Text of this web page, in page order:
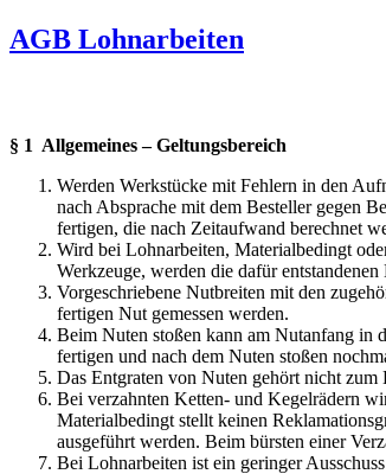
AGB Lohnarbeiten
§ 1 Allgemeines – Geltungsbereich
Werden Werkstücke mit Fehlern in den
nach Absprache mit dem Besteller gegen
fertigen, die nach Zeitaufwand berechnet
Wird bei Lohnarbeiten, Materialbedingt
Werkzeuge, werden die dafür
Vorgeschriebene Nutbreiten mit den
fertigen Nut gemessen werden.
Beim Nuten stoßen kann am Nutanfang in
fertigen und nach dem Nuten stoßen
Das Entgraten von Nuten gehört nicht
Bei verzahnten Ketten- und Kegelrädern
Materialbedingt stellt keinen
ausgeführt werden. Beim bürsten einer
Bei Lohnarbeiten ist ein geringer